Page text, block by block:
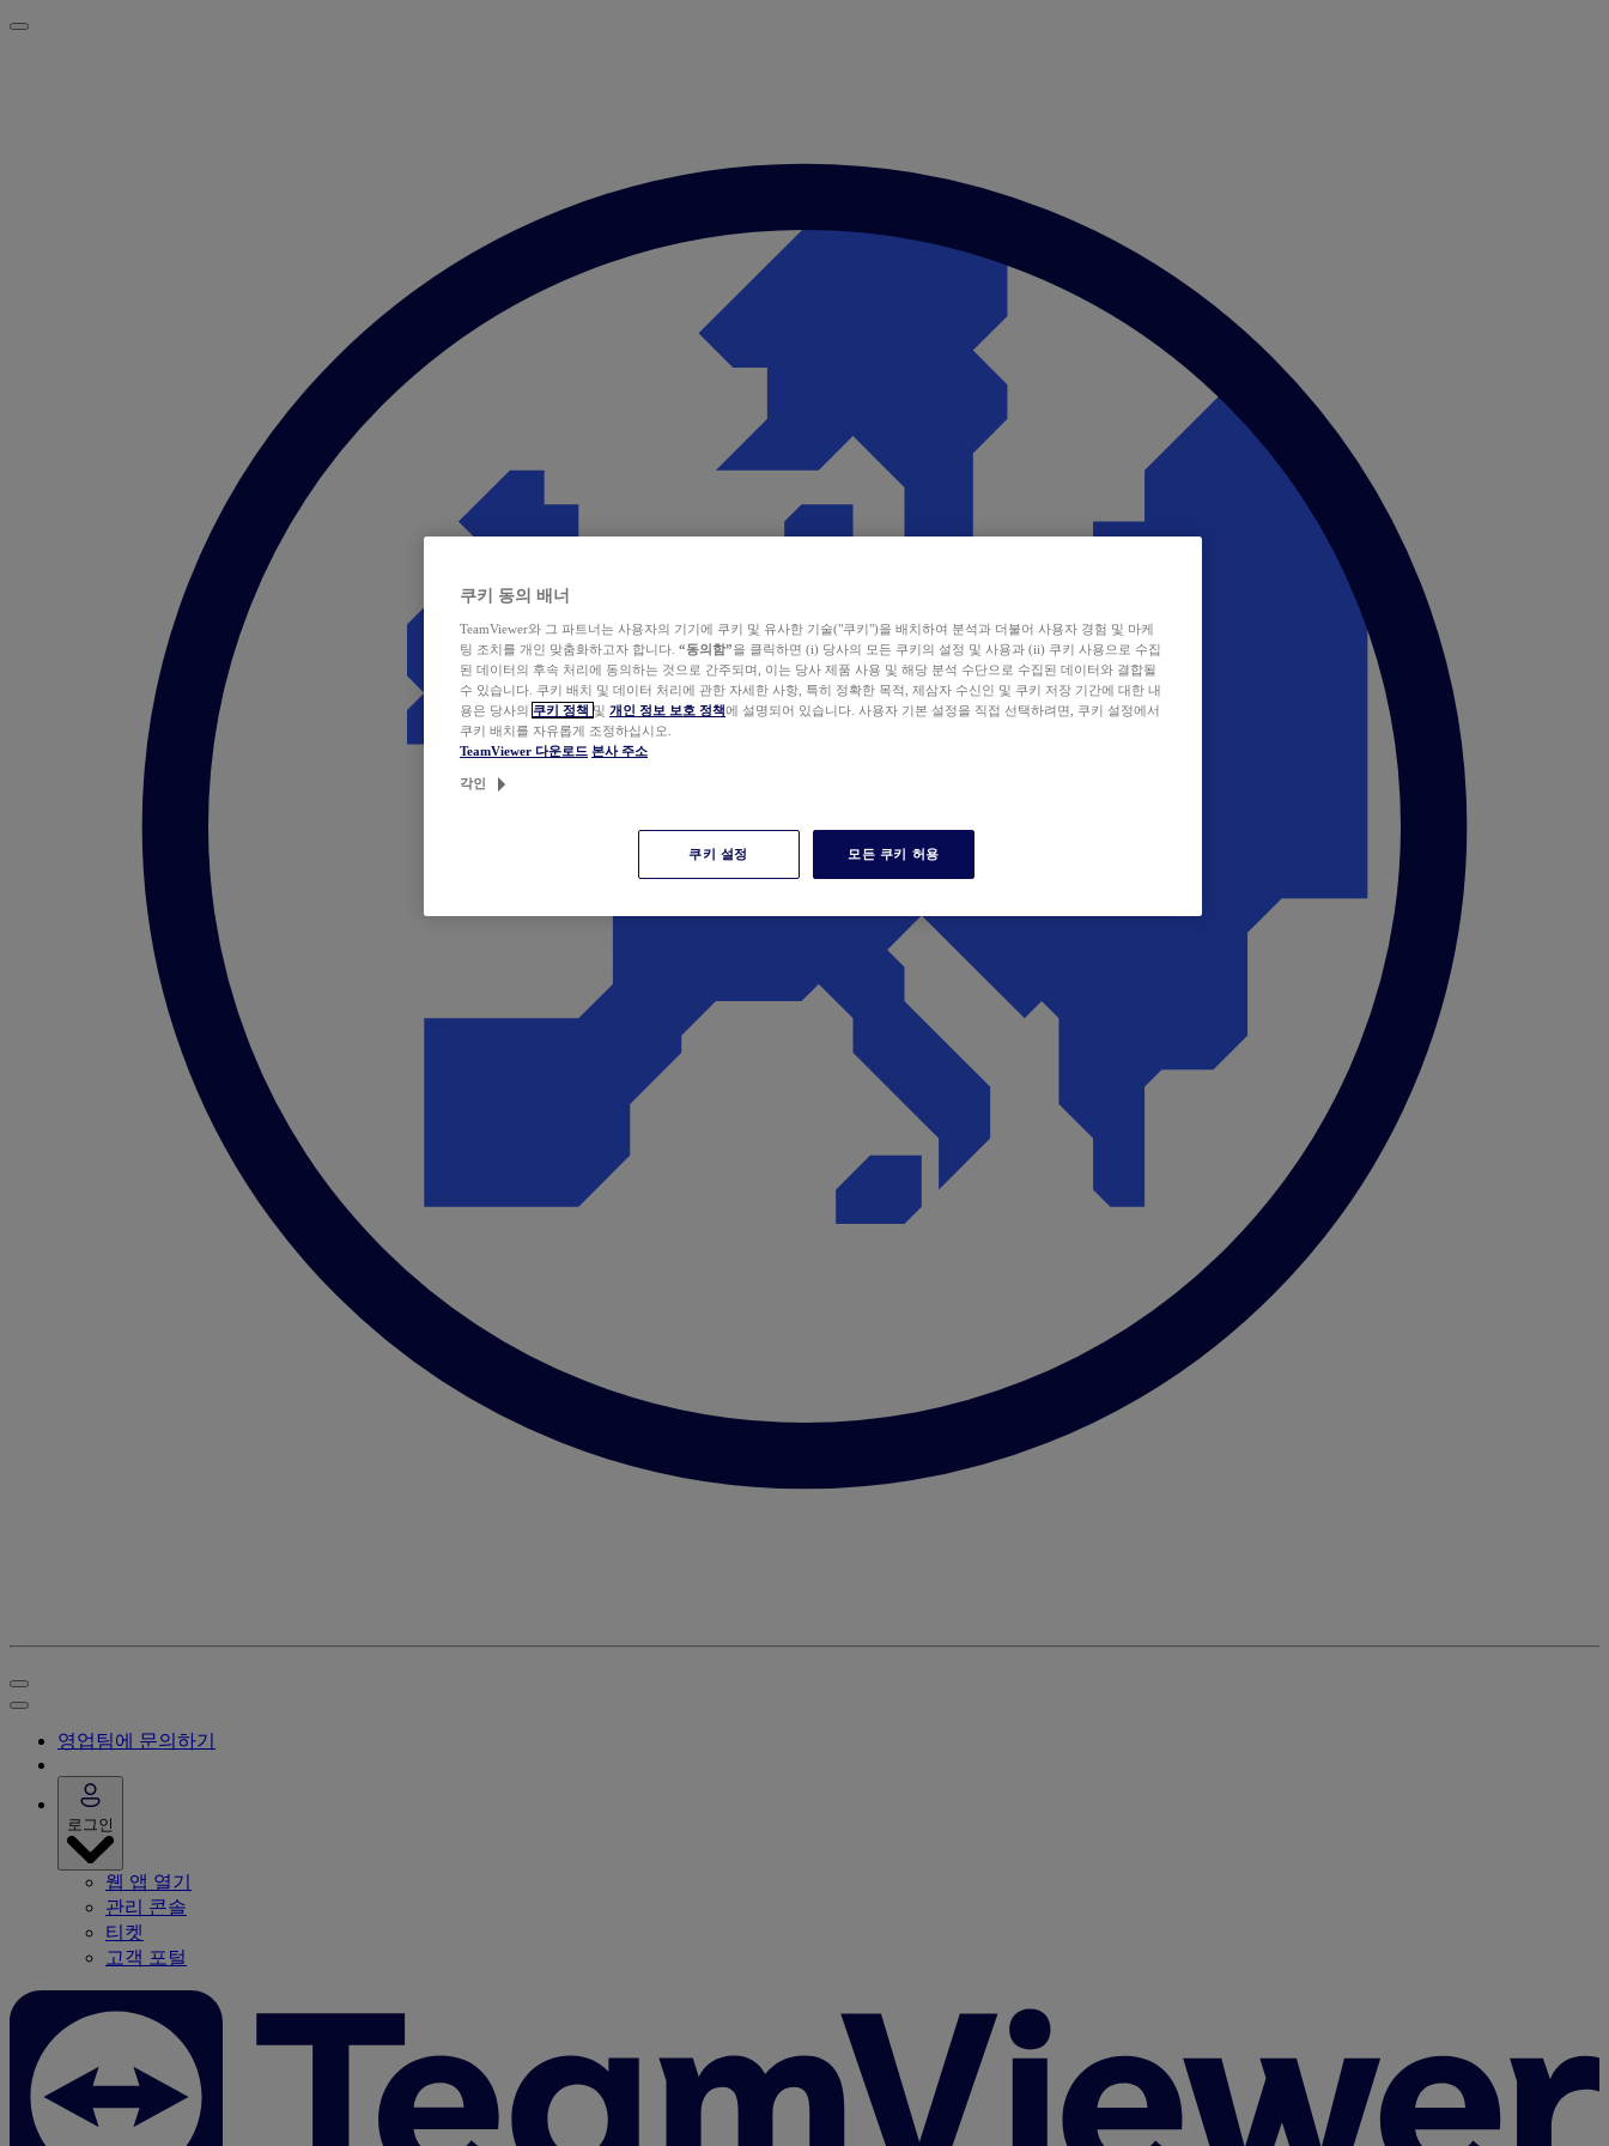
영업팀에 문의하기
로그인
웹 앱 열기
관리 콘솔
티켓
고객 포털
쿠키 동의 배너
TeamViewer와 그 파트너는 사용자의 기기에 쿠키 및 유사한 기술("쿠키")을 배치하여 분석과 더불어 사용자 경험 및 마케
팅 조치를 개인 맞춤화하고자 합니다. “동의함”을 클릭하면 (i) 당사의 모든 쿠키의 설정 및 사용과 (ii) 쿠키 사용으로 수집
된 데이터의 후속 처리에 동의하는 것으로 간주되며, 이는 당사 제품 사용 및 해당 분석 수단으로 수집된 데이터와 결합될
수 있습니다. 쿠키 배치 및 데이터 처리에 관한 자세한 사항, 특히 정확한 목적, 제삼자 수신인 및 쿠키 저장 기간에 대한 내
용은 당사의 쿠키 정책 및 개인 정보 보호 정책에 설명되어 있습니다. 사용자 기본 설정을 직접 선택하려면, 쿠키 설정에서
쿠키 배치를 자유롭게 조정하십시오.
TeamViewer 다운로드 본사 주소
각인
쿠키 설정 모든 쿠키 허용